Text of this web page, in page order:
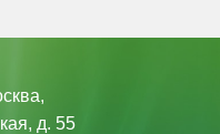
д. 55